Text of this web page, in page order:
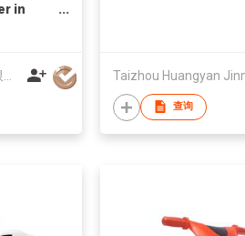
in
查询